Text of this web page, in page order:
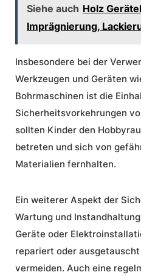
Siehe auch Holz
Imprägnierung,
Insbesondere bei der
Werkzeugen und Geräten
Bohrmaschinen ist die
Sicherheitsvorkehrungen
sollten Kinder den
betreten und sich von
Materialien fernhalten.
Ein weiterer Aspekt der
Wartung und
Geräte oder
repariert oder
vermeiden. Auch eine